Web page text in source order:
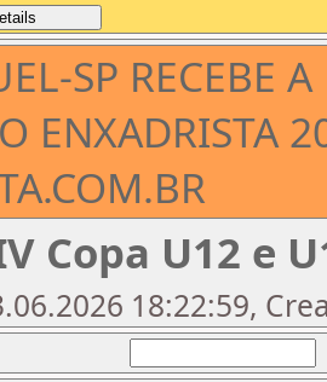
SP RECEBE
ENXADRISTA
Copa U12 e
18:22:59,